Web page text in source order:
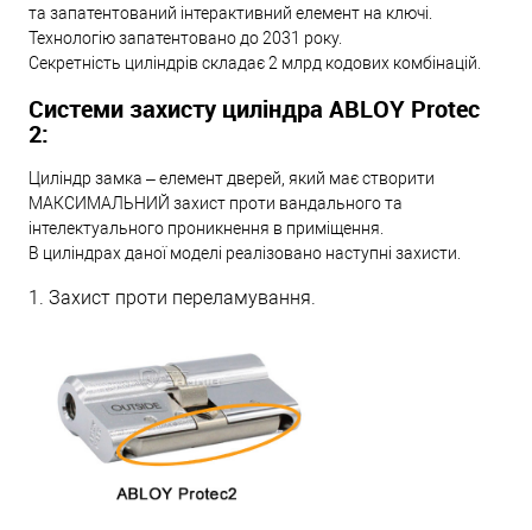
та запатентований інтерактивний елемент на ключі.
Технологію запатентовано до 2031 року.
Секретність циліндрів складає 2 млрд кодових комбінацій.
Системи захисту циліндра ABLOY Protec
2:
Циліндр замка – елемент дверей, який має створити
МАКСИМАЛЬНИЙ захист проти вандального та
інтелектуального проникнення в приміщення.
В циліндрах даної моделі реалізовано наступні захисти.
1. Захист проти переламування.